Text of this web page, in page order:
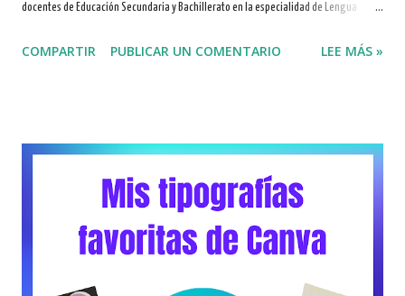
docentes de Educación Secundaria y Bachillerato en la especialidad de Lengua
hiponimia, sinonimia, polisemia, homonimia y antonimia. Los cambios de sentido).
Causas lingüísticas Causas históricas Causas sociales: palabras tabú, eufemismos y
disfemismos Causas psicológicas: metáfora, metonimia, elipsis y contaminaci...
COMPARTIR PUBLICAR UN COMENTARIO LEE MÁS »